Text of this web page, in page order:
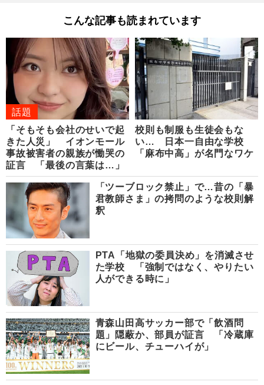
こんな記事も読まれています
話題
「そもそも会社のせいで起
きた人災」 イオンモール
事故被害者の親族が慟哭の
証言 「最後の言葉は…」
校則も制服も生徒会もな
い… 日本一自由な学校
「麻布中高」が名門なワケ
「ツーブロック禁止」で…昔の「暴
君教師さま」の拷問のような校則解
釈
PTA「地獄の委員決め」を消滅させ
た学校 「強制ではなく、やりたい
人ができる時に」
青森山田高サッカー部で「飲酒問
題」隠蔽か、部員が証言 「冷蔵庫
にビール、チューハイが」